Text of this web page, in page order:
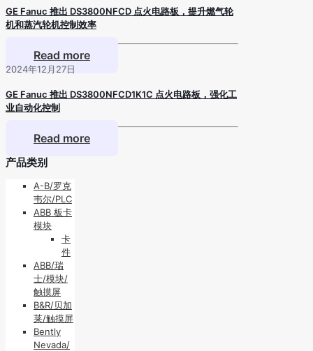
GE Fanuc 推出 DS3800NFCD 点火电路板，提升燃气轮
机和蒸汽轮机控制效率
Read more
2024年12月27日
GE Fanuc 推出 DS3800NFCD1K1C 点火电路板，强化工
业自动化控制
Read more
产品类别
A-B/罗克
韦尔/PLC
ABB 板卡
模块
卡
件
ABB/瑞
士/模块/
触摸屏
B&R/贝加
莱/触摸屏
Bently
Nevada/